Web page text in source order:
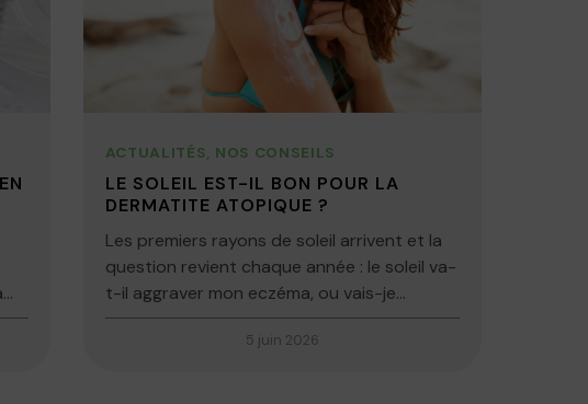
ACTUALITÉS, NOS CONSEILS
LE SOLEIL EST-IL BON POUR LA
DERMATITE ATOPIQUE ?
Les premiers rayons de soleil arrivent et la
question revient chaque année : le soleil va-
t-il aggraver mon eczéma, ou vais-je...
5 juin 2026